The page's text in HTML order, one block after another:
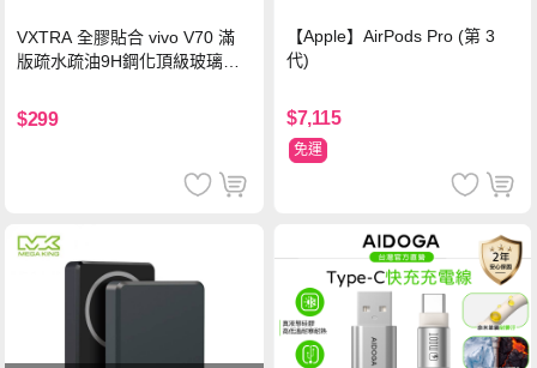
VXTRA 全膠貼合 vivo V70 滿
版疏水疏油9H鋼化頂級玻璃貼
$299
【Apple】AirPods Pro (第 3
代)
$7,115
免運